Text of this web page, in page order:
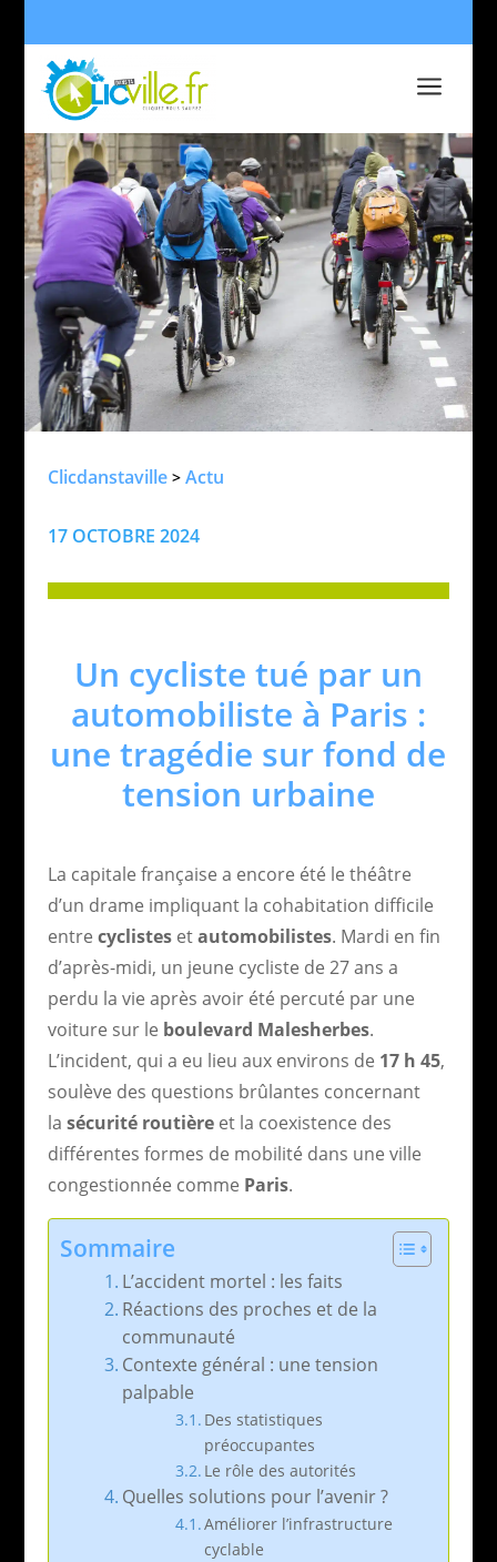
a
Clicdanstaville> Actu
17 OCTOBRE 2024
Un cycliste tué par un
automobiliste à Paris :
une tragédie sur fond de
tension urbaine
La capitale française a encore été le théâtre
d’un drame impliquant la cohabitation difficile
entre cyclistesetautomobilistes. Mardi en fin
d’après-midi, un jeune cycliste de 27 ans a
perdu la vie après avoir été percuté par une
voiture sur le boulevard Malesherbes.
L’incident, qui a eu lieu aux environs de 17 h 45,
soulève des questions brûlantes concernant
la sécurité routièreet la coexistence des
différentes formes de mobilité dans une ville
congestionnée comme Paris.
Sommaire
L’accident mortel : les faits
Réactions des proches et de la
communauté
Contexte général : une tension
palpable
Des statistiques
préoccupantes
Le rôle des autorités
Quelles solutions pour l’avenir ?
Améliorer l’infrastructure
cyclable